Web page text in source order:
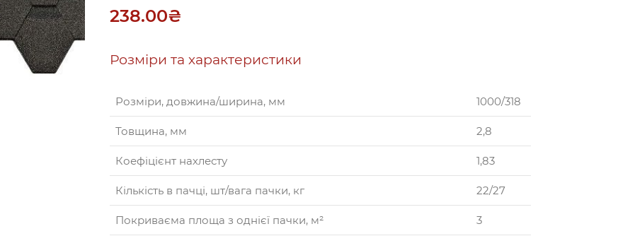
238.00₴
Розміри та характеристики
Розміри, довжина/ширина, мм 1000/318
Товщина, мм 2,8
Коефіцієнт нахлесту 1,83
Кількість в пачці, шт/вага пачки, кг 22/27
Покриваєма площа з однієї пачки, м² 3